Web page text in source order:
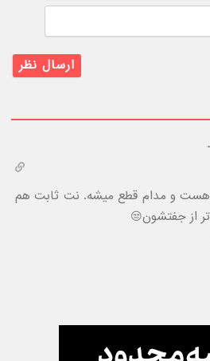
ایمیل
و مدام قطع میشه. نت ثابت هم
از جفتشون😒